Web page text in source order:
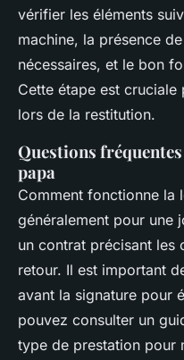
vérifier les éléments
machine, la présence
nécessaires, et le bon
Cette étape est
lors de la restitution.
Questions
papa
Comment fonctionne la
généralement pour une
un contrat précisant les
retour. Il est important
avant la signature pour
pouvez consulter un
type de prestation pour